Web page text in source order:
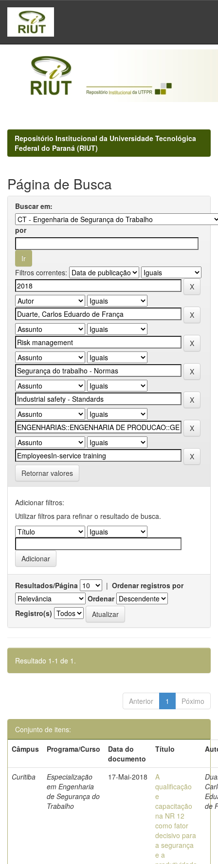
Skip
navigation
Repositório Institucional da Universidade Tecnológica
Federal do Paraná (RIUT)
Página de Busca
Buscar em:
por
Filtros correntes:
Retornar valores
Adicionar filtros:
Utilizar filtros para refinar o resultado de busca.
Resultados/Página | Ordenar registros por
Ordenar
Registro(s)
Resultado 1-1 de 1.
Anterior 1 Póximo
Conjunto de itens:
Câmpus
Programa/Curso
Data do
documento
Título
Curitiba
Especialização
em Engenharia
de Segurança do
Trabalho
17-Mai-2018
A
qualificação
e
capacitação
na NR 12
como fator
decisivo para
a segurança
e a
de